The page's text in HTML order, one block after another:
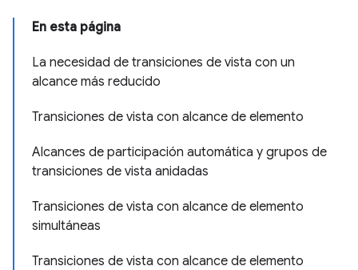
En esta página
La necesidad de transiciones de vista con un
alcance más reducido
Transiciones de vista con alcance de elemento
Alcances de participación automática y grupos de
transiciones de vista anidadas
Transiciones de vista con alcance de elemento
simultáneas
Transiciones de vista con alcance de elemento